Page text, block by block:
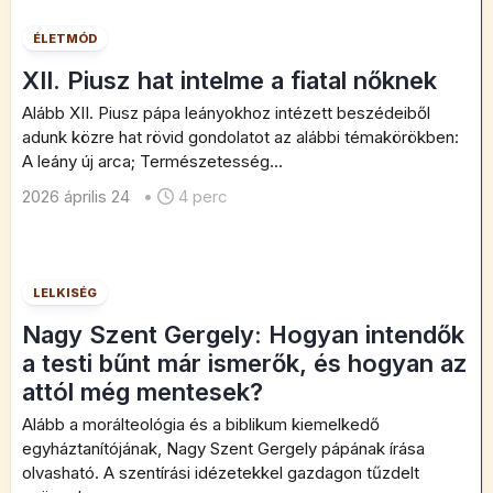
ÉLETMÓD
XII. Piusz hat intelme a fiatal nőknek
Alább XII. Piusz pápa leányokhoz intézett beszédeiből
adunk közre hat rövid gondolatot az alábbi témakörökben:
A leány új arca; Természetesség...
2026 április 24
• 4 perc
LELKISÉG
Nagy Szent Gergely: Hogyan intendők
a testi bűnt már ismerők, és hogyan az
attól még mentesek?
Alább a morálteológia és a biblikum kiemelkedő
egyháztanítójának, Nagy Szent Gergely pápának írása
olvasható. A szentírási idézetekkel gazdagon tűzdelt